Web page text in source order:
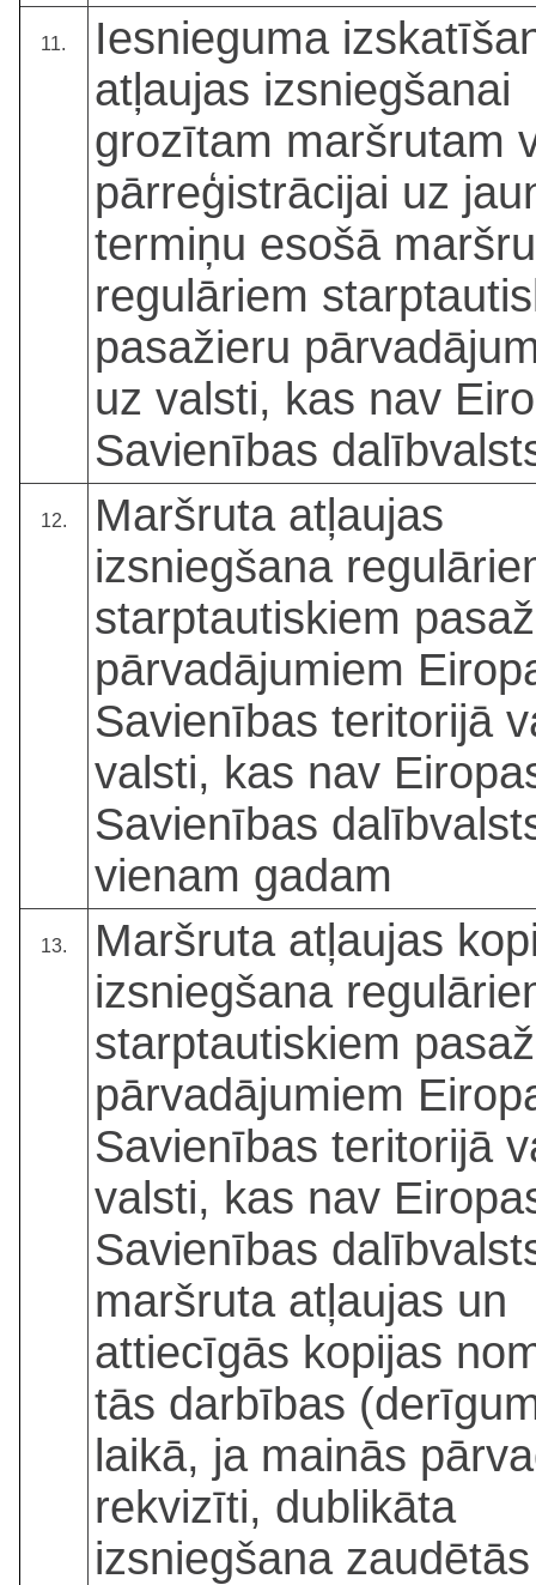
11.
Iesnieguma
atļaujas izsniegšanai
grozītam maršrutam
pārreģistrācijai uz
termiņu esošā
regulāriem
pasažieru
uz valsti, kas nav
Savienības
12.
Maršruta atļaujas
izsniegšana
starptautiskiem
pārvadājumiem
Savienības teritorijā
valsti, kas nav
Savienības
vienam gadam
13.
Maršruta atļaujas
izsniegšana
starptautiskiem
pārvadājumiem
Savienības teritorijā
valsti, kas nav
Savienības
maršruta atļaujas un
attiecīgās kopijas
tās darbības
laikā, ja mainās
rekvizīti, dublikāta
izsniegšana